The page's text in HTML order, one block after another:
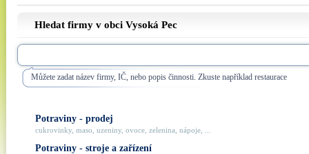
Hledat firmy v obci Vysoká Pec
Můžete zadat název firmy, IČ, nebo popis činnosti. Zkuste například restaurace
Potraviny - prodej
cukrovinky, maso, uzeniny, ovoce, zelenina, nápoje, ...
Potraviny - stroje a zařízení